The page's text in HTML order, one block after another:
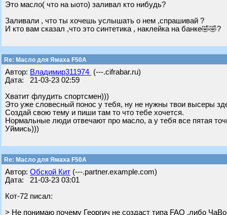
Это масло( что на ыото) заливал кто нибудь?
Заливали , что ты хочешь услышать о нем ,спрашивай ?
И кто вам сказал ,что это синтетика , наклейка на банке🤣🤣?
Re: Масло для Ямаха F50A
Автор: Владимир311974 (---.cifrabar.ru)
Дата: 21-03-23 02:59
Хватит флудить спортсмен)))
Это уже словесный понос у тебя, ну не нужны твои высеры
Создай свою тему и пиши там то что тебе хочется.
Нормальные люди отвечают про масло, а у тебя все пятая
Уймись)))
Re: Масло для Ямаха F50A
Автор: Обской Кит (---.partner.example.com)
Дата: 21-03-23 03:01
Кот-72 писал:
> Не понимаю почему Георгич не создаст типа FAQ ,либо